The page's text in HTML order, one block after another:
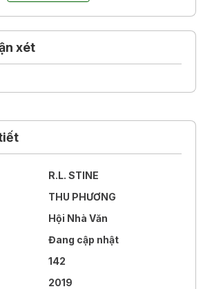
quỷ ám.
Goosebumps
trò chơi điện tử và các sáng tạo
này.
xét
R.L. STINE
THU PHƯƠNG
Hội Nhà Văn
Đang cập nhật
142
2019